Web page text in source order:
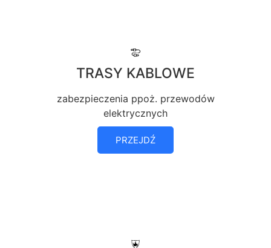
TRASY KABLOWE
zabezpieczenia ppoż. przewodów
elektrycznych
PRZEJDŹ